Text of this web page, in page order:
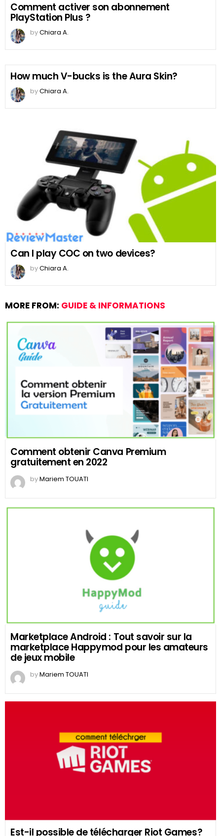
Comment activer son abonnement
PlayStation Plus ?
byChiara A.
How much V-bucks is the Aura Skin?
byChiara A.
Can I play COC on two devices?
byChiara A.
MORE FROM: GUIDE & INFORMATIONS
Comment obtenir Canva Premium
gratuitement en 2022
byMariem TOUATI
Marketplace Android : Tout savoir sur la
marketplace Happymod pour les amateurs
de jeux mobile
byMariem TOUATI
Est-il possible de télécharger Riot Games?